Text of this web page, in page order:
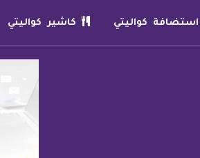
استضافة كواليتي كاشير كواليتي